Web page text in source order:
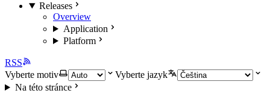
Releases
Overview
Application
Platform
RSS
Vyberte motiv
Vyberte jazyk
Na této stránce